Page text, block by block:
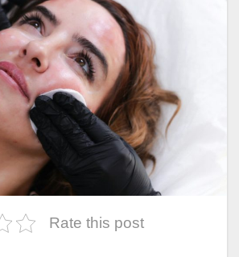
Rate this post